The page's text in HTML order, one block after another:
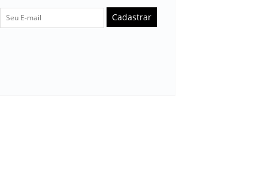
Cadastrar